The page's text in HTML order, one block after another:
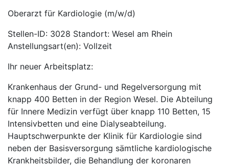
Oberarzt für Kardiologie (m/w/d)
Stellen-ID: 3028 Standort: Wesel am Rhein
Anstellungsart(en): Vollzeit
Ihr neuer Arbeitsplatz:
Krankenhaus der Grund- und Regelversorgung mit
knapp 400 Betten in der Region Wesel. Die Abteilung
für Innere Medizin verfügt über knapp 110 Betten, 15
Intensivbetten und eine Dialyseabteilung.
Hauptschwerpunkte der Klinik für Kardiologie sind
neben der Basisversorgung sämtliche kardiologische
Krankheitsbilder, die Behandlung der koronaren